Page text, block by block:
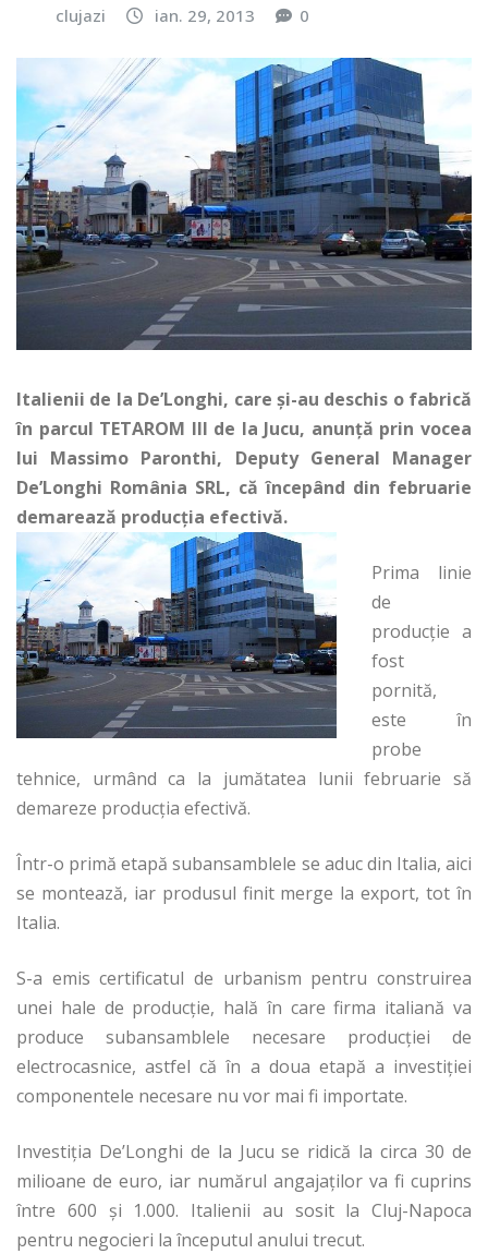
clujazi ian. 29, 2013 0
Italienii de la De’Longhi, care și-au deschis o fabrică
în parcul TETAROM III de la Jucu, anunță prin vocea
lui Massimo Paronthi, Deputy General Manager
De’Longhi România SRL, că începând din februarie
demarează producția efectivă.
Prima linie
de
producţie a
fost
pornită,
este în
probe
tehnice, urmând ca la jumătatea lunii februarie să
demareze producţia efectivă.
Într-o primă etapă subansamblele se aduc din Italia, aici
se montează, iar produsul finit merge la export, tot în
Italia.
S-a emis certificatul de urbanism pentru construirea
unei hale de producţie, hală în care firma italiană va
produce subansamblele necesare producţiei de
electrocasnice, astfel că în a doua etapă a investiţiei
componentele necesare nu vor mai fi importate.
Investiţia De’Longhi de la Jucu se ridică la circa 30 de
milioane de euro, iar numărul angajaţilor va fi cuprins
între 600 şi 1.000. Italienii au sosit la Cluj-Napoca
pentru negocieri la începutul anului trecut.